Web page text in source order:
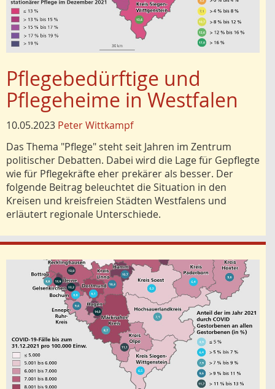
Pflegebedürftige und
Pflegeheime in Westfalen
10.05.2023 Peter Wittkampf
Das Thema "Pflege" steht seit Jahren im Zentrum
politischer Debatten. Dabei wird die Lage für Gepflegte
wie für Pflegekräfte eher prekärer als besser. Der
folgende Beitrag beleuchtet die Situation in den
Kreisen und kreisfreien Städten Westfalens und
erläutert regionale Unterschiede.